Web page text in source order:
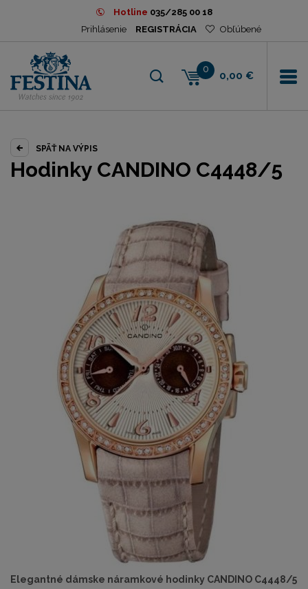
Hotline 035/285 00 18
Prihlásenie
REGISTRÁCIA Obľúbené
0
0,00 €
SPÄŤ NA VÝPIS
Hodinky CANDINO C4448/5
Elegantné dámske náramkové hodinky CANDINO C4448/5